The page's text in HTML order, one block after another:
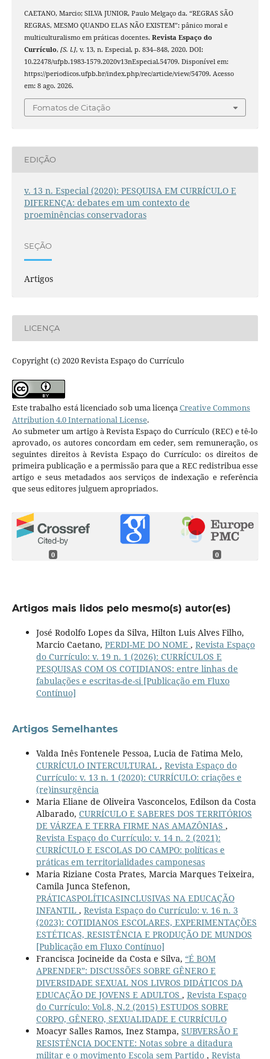
CAETANO, Marcio; SILVA JUNIOR, Paulo Melgaço da. “REGRAS SÃO
REGRAS, MESMO QUANDO ELAS NÃO EXISTEM”: pânico moral e
multiculturalismo em práticas docentes. Revista Espaço do
Currículo, [S. l.], v. 13, n. Especial, p. 834–848, 2020. DOI:
10.22478/ufpb.1983-1579.2020v13nEspecial.54709. Disponível em:
https://periodicos.ufpb.br/index.php/rec/article/view/54709. Acesso
em: 8 ago. 2026.
Fomatos de Citação
EDIÇÃO
v. 13 n. Especial (2020): PESQUISA EM CURRÍCULO E
DIFERENÇA: debates em um contexto de
proeminências conservadoras
SEÇÃO
Artigos
LICENÇA
Copyright (c) 2020 Revista Espaço do Currículo
Este trabalho está licenciado sob uma licençaCreative Commons
Attribution 4.0 International License.
Ao submeter um artigo à Revista Espaço do Currículo (REC) e tê-lo
aprovado, os autores concordam em ceder, sem remuneração, os
seguintes direitos à Revista Espaço do Currículo: os direitos de
primeira publicação e a permissão para que a REC redistribua esse
artigo e seus metadados aos serviços de indexação e referência
que seus editores julguem apropriados.
0 0
Artigos mais lidos pelo mesmo(s) autor(es)
José Rodolfo Lopes da Silva, Hilton Luis Alves Filho,
Marcio Caetano, PERDI-ME DO NOME , Revista Espaço
do Currículo: v. 19 n. 1 (2026): CURRÍCULOS E
PESQUISAS COM OS COTIDIANOS: entre linhas de
fabulações e escritas-de-si [Publicação em Fluxo
Contínuo]
Artigos Semelhantes
Valda Inês Fontenele Pessoa, Lucia de Fatima Melo,
CURRÍCULO INTERCULTURAL , Revista Espaço do
Currículo: v. 13 n. 1 (2020): CURRÍCULO: criações e
(re)insurgência
Maria Eliane de Oliveira Vasconcelos, Edilson da Costa
Albarado, CURRÍCULO E SABERES DOS TERRITÓRIOS
DE VÁRZEA E TERRA FIRME NAS AMAZÔNIAS ,
Revista Espaço do Currículo: v. 14 n. 2 (2021):
CURRÍCULO E ESCOLAS DO CAMPO: políticas e
práticas em territorialidades camponesas
Maria Riziane Costa Prates, Marcia Marques Teixeira,
Camila Junca Stefenon,
PRÁTICASPOLÍTICASINCLUSIVAS NA EDUCAÇÃO
INFANTIL , Revista Espaço do Currículo: v. 16 n. 3
(2023): COTIDIANOS ESCOLARES, EXPERIMENTAÇÕES
ESTÉTICAS, RESISTÊNCIA E PRODUÇÃO DE MUNDOS
[Publicação em Fluxo Contínuo]
Francisca Jocineide da Costa e Silva, “É BOM
APRENDER”: DISCUSSÕES SOBRE GÊNERO E
DIVERSIDADE SEXUAL NOS LIVROS DIDÁTICOS DA
EDUCAÇÃO DE JOVENS E ADULTOS , Revista Espaço
do Currículo: Vol.8, N.2 (2015) ESTUDOS SOBRE
CORPO, GÊNERO, SEXUALIDADE E CURRÍCULO
Moacyr Salles Ramos, Inez Stampa, SUBVERSÃO E
RESISTÊNCIA DOCENTE: Notas sobre a ditadura
militar e o movimento Escola sem Partido , Revista